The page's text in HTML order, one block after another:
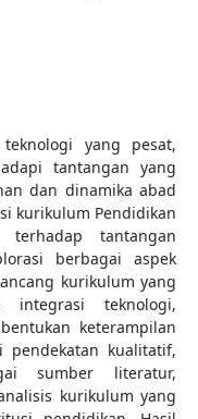
yang pesat,
tantangan yang
dan dinamika abad
kurikulum Pendidikan
tantangan
berbagai aspek
kurikulum yang
teknologi,
keterampilan
kualitatif,
sumber literatur,
kurikulum yang